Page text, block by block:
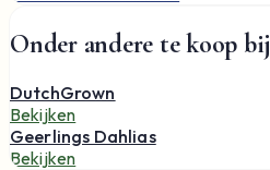
Onder andere te koop bij
DutchGrown
Bekijken
Geerlings Dahlias
Bekijken